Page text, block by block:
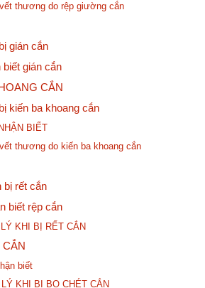
thương do rệp giường cắn
gián cắn
biết gián cắn
CẮN
kiến ba khoang cắn
BIẾT
thương do kiến ba khoang cắn
bị rết cắn
biết rệp cắn
KHI BỊ RẾT CẮN
CẮN
biết
KHI BỊ BỌ CHÉT CẮN